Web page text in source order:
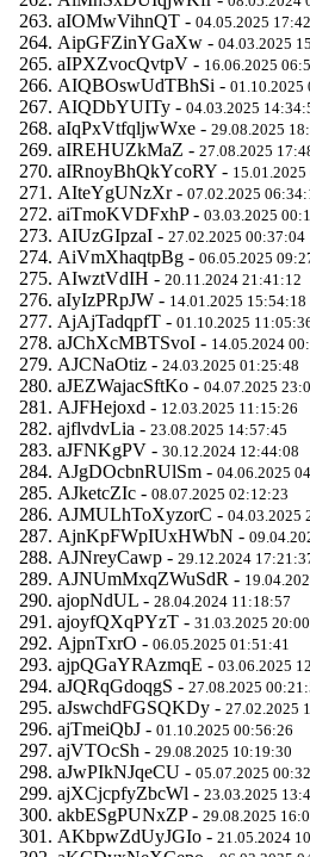
aIOMwVihnQT - 04.05.2025
AipGFZinYGaXw - 04.03.2025
aIPXZvocQvtpV - 16.06.2025
AIQBOswUdTBhSi - 01.10.2025
AIQDbYUITy - 04.03.2025
aIqPxVtfqljwWxe - 29.08.2025
aIREHUZkMaZ - 27.08.2025
aIRnoyBhQkYcoRY - 15.01.2025
AIteYgUNzXr - 07.02.2025
aiTmoKVDFxhP - 03.03.2025
AIUzGIpzaI - 27.02.2025 00:37:04
AiVmXhaqtpBg - 06.05.2025
AIwztVdIH - 20.11.2024 21:41:12
aIyIzPRpJW - 14.01.2025 15:54:18
AjAjTadqpfT - 01.10.2025
aJChXcMBTSvoI - 14.05.2024
AJCNaOtiz - 24.03.2025 01:25:48
aJEZWajacSftKo - 04.07.2025
AJFHejoxd - 12.03.2025 11:15:26
ajflvdvLia - 23.08.2025 14:57:45
aJFNKgPV - 30.12.2024 12:44:08
AJgDOcbnRUlSm - 04.06.2025
AJketcZIc - 08.07.2025 02:12:23
AJMULhToXyzorC - 04.03.2025
AjnKpFWpIUxHWbN -
AJNreyCawp - 29.12.2024
AJNUmMxqZWuSdR -
ajopNdUL - 28.04.2024 11:18:57
ajoyfQXqPYzT - 31.03.2025
AjpnTxrO - 06.05.2025 01:51:41
ajpQGaYRAzmqE - 03.06.2025
aJQRqGdoqgS - 27.08.2025
aJswchdFGSQKDy - 27.02.2025
ajTmeiQbJ - 01.10.2025 00:56:26
ajVTOcSh - 29.08.2025 10:19:30
aJwPIkNJqeCU - 05.07.2025
ajXCjcpfyZbcWl - 23.03.2025
akbESgPUNxZP - 29.08.2025
AKbpwZdUyJGIo - 21.05.2024